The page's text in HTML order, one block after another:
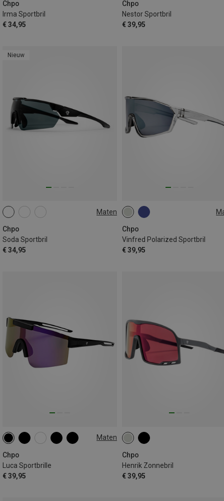
Chpo
Irma Sportbril
€ 34,95
Chpo
Nestor Sportbril
€ 39,95
Nieuw
Maten
Chpo
Soda Sportbril
€ 34,95
M-L
Chpo
Vinfred Polarized Sportbril
€ 39,95
L
Maten
Chpo
Luca Sportbrille
€ 39,95
L L
Chpo
Henrik Zonnebril
€ 39,95